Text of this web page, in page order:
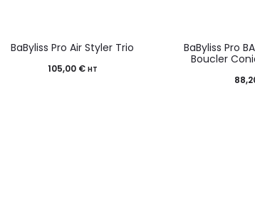
BaByliss Pro Air Styler Trio
105,00 € HT
BaByliss Pro
Boucler